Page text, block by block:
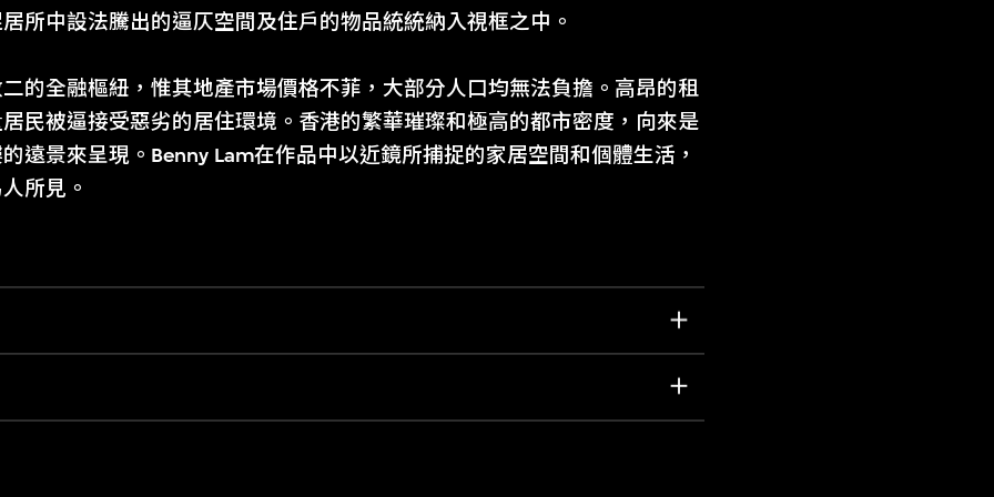
所中設法騰出的逼仄空間及住戶的物品統統納入視框之中。
的全融樞紐，惟其地產市場價格不菲，大部分人口均無法負擔。高昂的租
民被逼接受惡劣的居住環境。香港的繁華璀璨和極高的都市密度，向來是
遠景來呈現。Benny Lam在作品中以近鏡所捕捉的家居空間和個體生活，
所見。